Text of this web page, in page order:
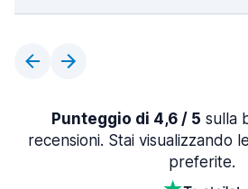
Punteggio di 4,6 / 5 sulla
recensioni. Stai visualizzando
preferite.